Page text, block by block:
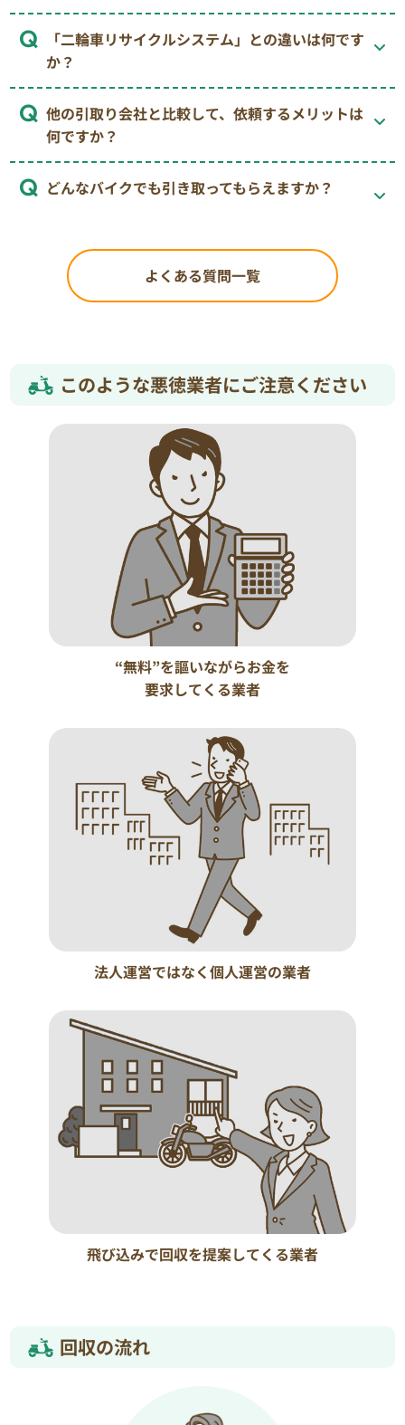
「二輪車リサイクルシステム」との違いは何です
か？
他の引取り会社と比較して、依頼するメリットは
何ですか？
どんなバイクでも引き取ってもらえますか？
よくある質問一覧
このような悪徳業者にご注意ください
“無料”を謳いながらお金を
要求してくる業者
法人運営ではなく個人運営の業者
飛び込みで回収を提案してくる業者
回収の流れ